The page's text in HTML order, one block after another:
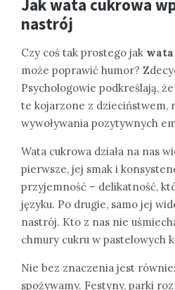
Jak wata cukrowa
nastrój
Czy coś tak prostego jak
może poprawić humor?
Psychologowie podkreślają,
te kojarzone z dzieciństwem,
wywoływania pozytywnych
Wata cukrowa działa na nas
pierwsze, jej smak i
przyjemność – delikatność,
języku. Po drugie, samo jej
nastrój. Kto z nas nie
chmury cukru w pastelowych
Nie bez znaczenia jest
spożywamy. Festyny, parki